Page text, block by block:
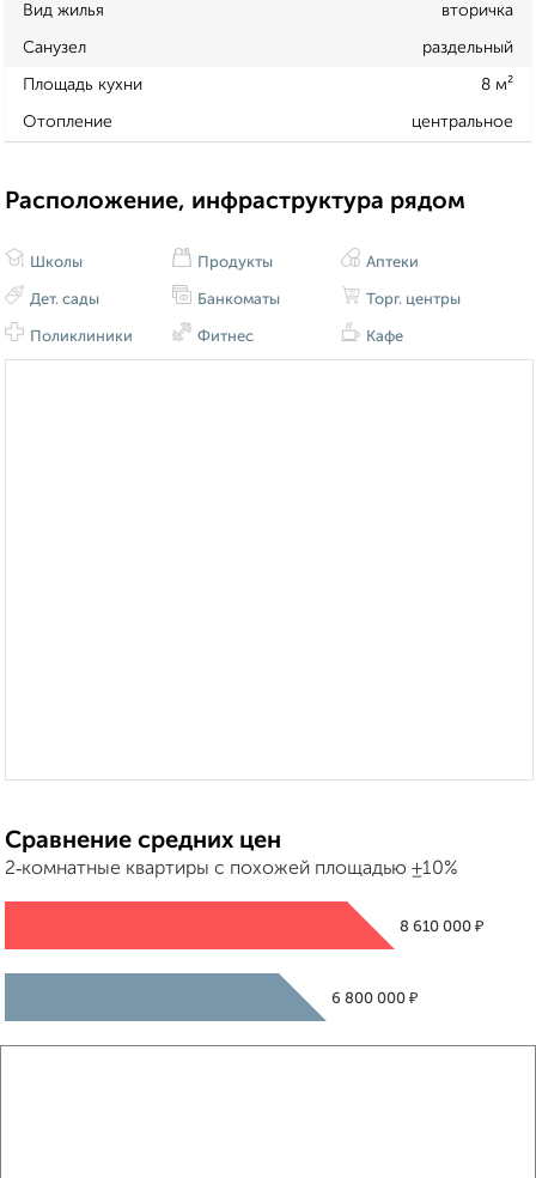
Вид жилья вторичка
Санузел раздельный
Площадь кухни 8 м²
Отопление центральное
Расположение, инфраструктура рядом
Школы
Дет. сады
Поликлиники
Продукты
Банкоматы
Фитнес
Аптеки
Торг. центры
Кафе
Сравнение средних цен
2‑комнатные квартиры с похожей площадью ±10%
8 610 000 ₽
6 800 000 ₽